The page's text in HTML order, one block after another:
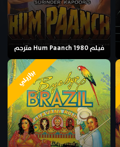
فيلم Hum Paanch 1980 مترجم
برازيلي